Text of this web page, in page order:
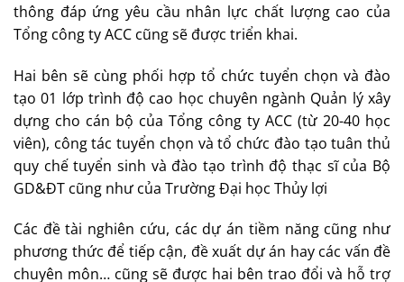
thông đáp ứng yêu cầu nhân lực chất lượng cao của
Tổng công ty ACC cũng sẽ được triển khai.
Hai bên sẽ cùng phối hợp tổ chức tuyển chọn và đào
tạo 01 lớp trình độ cao học chuyên ngành Quản lý xây
dựng cho cán bộ của Tổng công ty ACC (từ 20-40 học
viên), công tác tuyển chọn và tổ chức đào tạo tuân thủ
quy chế tuyển sinh và đào tạo trình độ thạc sĩ của Bộ
GD&ĐT cũng như của Trường Đại học Thủy lợi
Các đề tài nghiên cứu, các dự án tiềm năng cũng như
phương thức để tiếp cận, đề xuất dự án hay các vấn đề
chuyên môn… cũng sẽ được hai bên trao đổi và hỗ trợ